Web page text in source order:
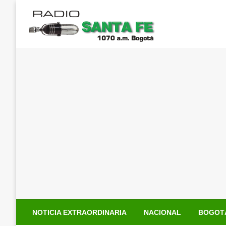
contenido
NOTICIA EXTRAORDINARIA NACIONAL